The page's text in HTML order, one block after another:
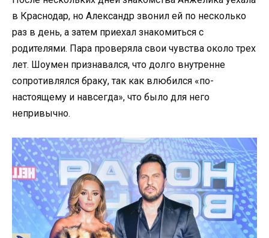
в Краснодар, но Александр звонил ей по несколько
раз в день, а затем приехал знакомиться с
родителями. Пара проверяла свои чувства около трех
лет. Шоумен признавался, что долго внутренне
сопротивлялся браку, так как влюбился «по-
настоящему и навсегда», что было для него
непривычно.